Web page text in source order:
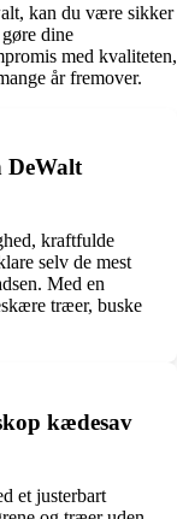
kan du være sikker
dine
med kvaliteten,
år fremover.
DeWalt
kraftfulde
selv de mest
Med en
træer, buske
kædesav
et justerbart